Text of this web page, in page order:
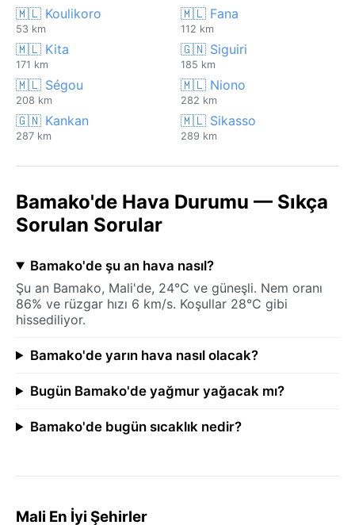
🇲🇱 Koulikoro
53 km
🇲🇱 Fana
112 km
🇲🇱 Kita
171 km
🇬🇳 Siguiri
185 km
🇲🇱 Ségou
208 km
🇲🇱 Niono
282 km
🇬🇳 Kankan
287 km
🇲🇱 Sikasso
289 km
Bamako'de Hava Durumu — Sıkça
Sorulan Sorular
Bamako'de şu an hava nasıl?
Şu an Bamako, Mali'de, 24°C ve güneşli. Nem oranı
86% ve rüzgar hızı 6 km/s. Koşullar 28°C gibi
hissediliyor.
Bamako'de yarın hava nasıl olacak?
Bugün Bamako'de yağmur yağacak mı?
Bamako'de bugün sıcaklık nedir?
Mali En İyi Şehirler